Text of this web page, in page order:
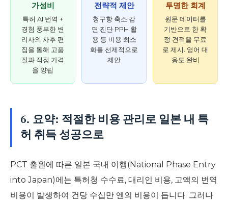
가성비
특허 AI 번역 +
경험 풍부한 변
리사의 사후 편
집을 통해 고품
질과 적정 가격
을 양립
전략적 제안
청구항 축소·감
면 진단·PPH 활
용 등 비용 최소
화를 선제적으로
제안
투명한 회계
원문 데이터를
기반으로 한 확
정 견적을 무료
로 제시. 영어 대
응도 완비
6. 요약: 적절한 비용 관리로 일본 내 특
허 취득 성공으로
PCT 출원에 따른 일본 국내 이행(National Phase Entry
into Japan)에는 특허청 수수료, 대리인 비용, 고액의 번역
비용이 발생하여 건당 수십만 엔의 비용이 듭니다. 그러나